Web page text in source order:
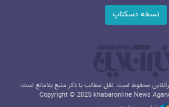
نسخه دسکتاپ
محفوظ است. نقل مطالب با ذکر منبع بلامانع است.
Copyright © 2025 khabaronline News